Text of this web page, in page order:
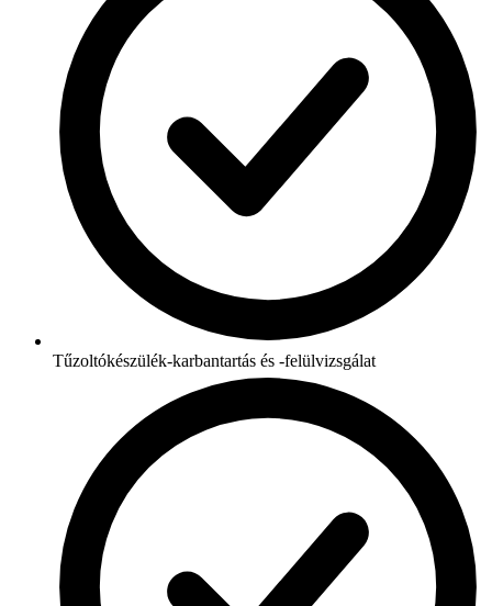
Tűzoltókészülék-karbantartás és -felülvizsgálat